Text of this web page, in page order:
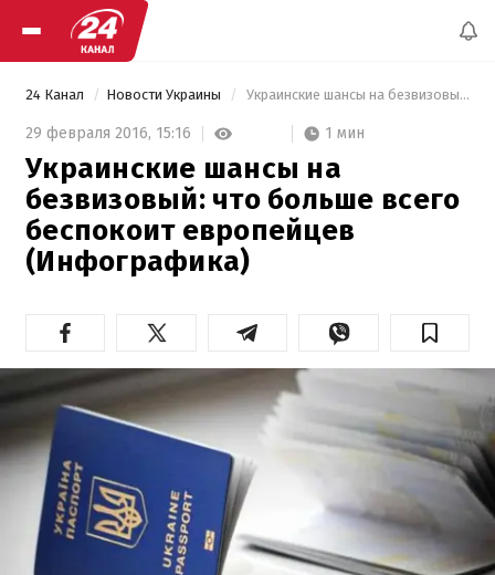
24 Канал Новости Украины Украинские шансы на безвизовый: что больше всего беспокоит европейцев (Инфографика)
29 февраля 2016, 15:16 1 мин
Украинские шансы на
безвизовый: что больше всего
беспокоит европейцев
(Инфографика)